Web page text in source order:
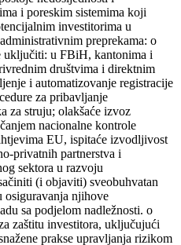
i poreskim sistemima koji
investitorima u
preprekama: o
uključiti: u FBiH, kantonima i
društvima i direktnim
i automatizovanje registracije
za pribavljanje
za struju; olakšaće izvoz
nacionalne kontrole
EU, ispitaće izvodljivost
privatnih partnerstva i
sektora u razvoju
(i objaviti) sveobuhvatan
osiguravanja njihove
sa podjelom nadležnosti. o
zaštitu investitora, uključujući
prakse upravljanja rizikom